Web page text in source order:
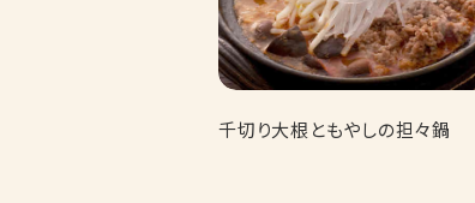
千切り大根ともやしの担々鍋